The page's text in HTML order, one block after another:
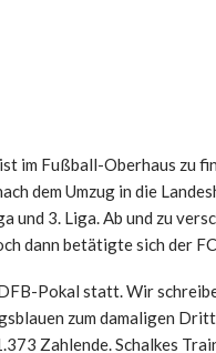
im Fußball-Oberhaus zu
dem Umzug in die
und 3. Liga. Ab und zu
dann betätigte sich der
Pokal statt. Wir
zum damaligen
Zahlende. Schalkes